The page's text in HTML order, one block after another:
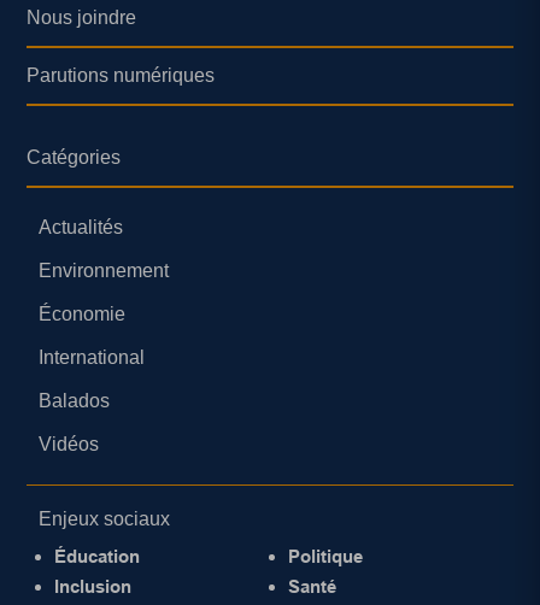
Nous joindre
Parutions numériques
Catégories
Actualités
Environnement
Économie
International
Balados
Vidéos
Enjeux sociaux
Éducation
Inclusion
Politique
Santé